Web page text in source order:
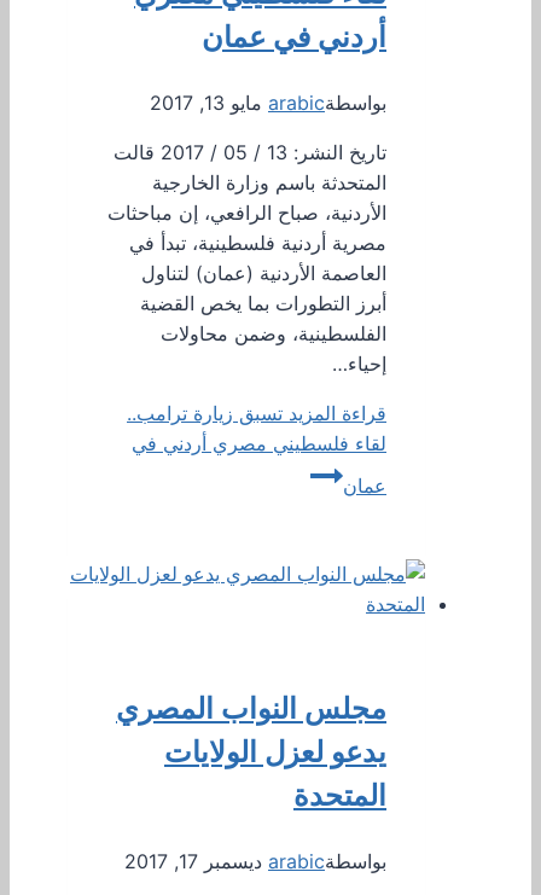
أردني في عمان
بواسطةarabic مايو 13, 2017
تاريخ النشر: 13 / 05 / 2017 قالت
المتحدثة باسم وزارة الخارجية
الأردنية، صباح الرافعي، إن مباحثات
مصرية أردنية فلسطينية، تبدأ في
العاصمة الأردنية (عمان) لتناول
أبرز التطورات بما يخص القضية
الفلسطينية، وضمن محاولات
إحياء…
قراءة المزيد تسبق زيارة ترامب..
لقاء فلسطيني مصري أردني في
عمان
مجلس النواب المصري
يدعو لعزل الولايات
المتحدة
بواسطةarabic ديسمبر 17, 2017